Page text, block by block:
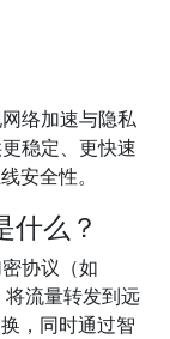
络加速与隐私
稳定、更快速
安全性。
什么？
协议（如
流量转发到远
，同时通过智